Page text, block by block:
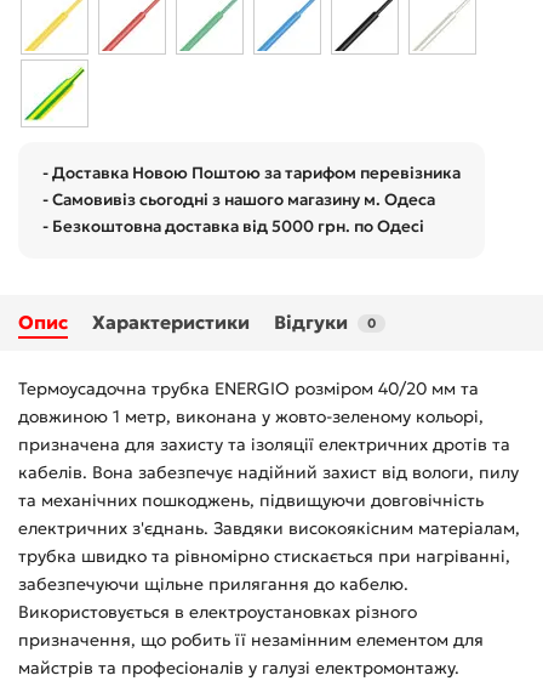
- Доставка Новою Поштою за тарифом перевізника
- Самовивіз сьогодні з нашого магазину м. Одеса
- Безкоштовна доставка від 5000 грн. по Одесі
Опис Характеристики Відгуки 0
Термоусадочна трубка ENERGIO розміром 40/20 мм та
довжиною 1 метр, виконана у жовто-зеленому кольорі,
призначена для захисту та ізоляції електричних дротів та
кабелів. Вона забезпечує надійний захист від вологи, пилу
та механічних пошкоджень, підвищуючи довговічність
електричних з'єднань. Завдяки високоякісним матеріалам,
трубка швидко та рівномірно стискається при нагріванні,
забезпечуючи щільне прилягання до кабелю.
Використовується в електроустановках різного
призначення, що робить її незамінним елементом для
майстрів та професіоналів у галузі електромонтажу.